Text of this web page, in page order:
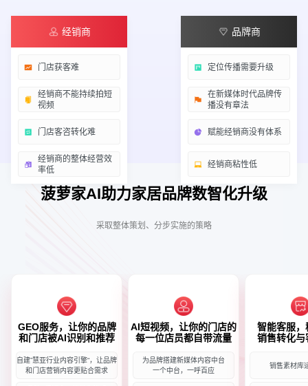
经销商
门店获客难
经销商不能持续拍短
视频
门店客咨转化难
经销商的整体经营效
率低
品牌商
定位传播需要升级
在新媒体时代品牌传
播没有章法
赋能经销商没有体系
经销商粘性低
菠萝家AI助力家居品牌数智化升级
采取整体策划、分步实施的策略
GEO服务，让你的品牌
和门店被AI识别和推荐
自建”慧亚行业内容引擎“，让品牌
和门店营销内容更贴合需求
AI短视频，让你的门店的
每一位店员都自带流量
为品牌搭建新媒体内容中台
一个中台，一呼百应
智能客服，
销售转化与
销售素材库